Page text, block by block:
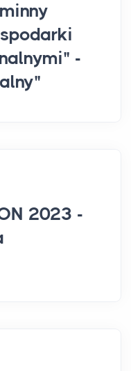
-
2023 -